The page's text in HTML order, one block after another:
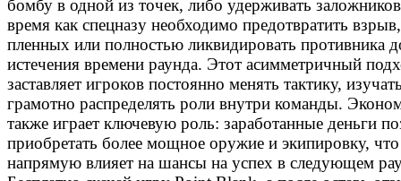
бомбу в одной из точек, либо удерживать
время как спецназу необходимо предотвратить
пленных или полностью ликвидировать противника
истечения времени раунда. Этот асимметричный
заставляет игроков постоянно менять тактику,
грамотно распределять роли внутри команды.
также играет ключевую роль: заработанные деньги
приобретать более мощное оружие и экипировку, что
напрямую влияет на шансы на успех в следующем